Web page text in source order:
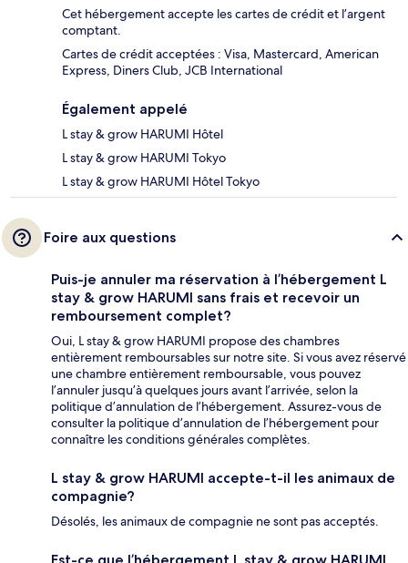
Cet hébergement accepte les cartes de crédit et l’argent
comptant.
Cartes de crédit acceptées : Visa, Mastercard, American
Express, Diners Club, JCB International
Également appelé
L stay & grow HARUMI Hôtel
L stay & grow HARUMI Tokyo
L stay & grow HARUMI Hôtel Tokyo
Foire aux questions
Puis-je annuler ma réservation à l’hébergement L
stay & grow HARUMI sans frais et recevoir un
remboursement complet?
Oui, L stay & grow HARUMI propose des chambres
entièrement remboursables sur notre site. Si vous avez réservé
une chambre entièrement remboursable, vous pouvez
l’annuler jusqu’à quelques jours avant l’arrivée, selon la
politique d’annulation de l’hébergement. Assurez-vous de
consulter la politique d’annulation de l’hébergement pour
connaître les conditions générales complètes.
L stay & grow HARUMI accepte-t-il les animaux de
compagnie?
Désolés, les animaux de compagnie ne sont pas acceptés.